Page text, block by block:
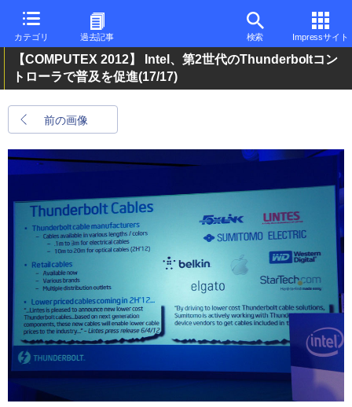
カテゴリ 過去記事 検索 Impressサイト
【COMPUTEX 2012】 Intel、第2世代のThunderboltコン
トローラで普及を促進(17/17)
前の画像